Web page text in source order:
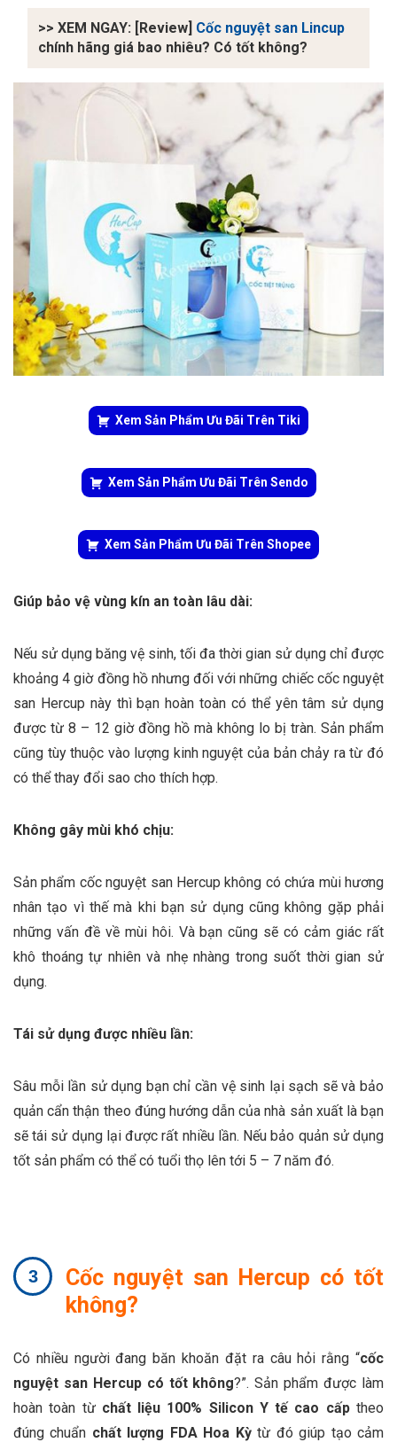
>> XEM NGAY: [Review] Cốc nguyệt san Lincup
chính hãng giá bao nhiêu? Có tốt không?
Xem Sản Phẩm Ưu Đãi Trên Tiki
Xem Sản Phẩm Ưu Đãi Trên Sendo
Xem Sản Phẩm Ưu Đãi Trên Shopee
Giúp bảo vệ vùng kín an toàn lâu dài:
Nếu sử dụng băng vệ sinh, tối đa thời gian sử dụng chỉ được
khoảng 4 giờ đồng hồ nhưng đối với những chiếc cốc nguyệt
san Hercup này thì bạn hoàn toàn có thể yên tâm sử dụng
được từ 8 – 12 giờ đồng hồ mà không lo bị tràn. Sản phẩm
cũng tùy thuộc vào lượng kinh nguyệt của bản chảy ra từ đó
có thể thay đổi sao cho thích hợp.
Không gây mùi khó chịu:
Sản phẩm cốc nguyệt san Hercup không có chứa mùi hương
nhân tạo vì thế mà khi bạn sử dụng cũng không gặp phải
những vấn đề về mùi hôi. Và bạn cũng sẽ có cảm giác rất
khô thoáng tự nhiên và nhẹ nhàng trong suốt thời gian sử
dụng.
Tái sử dụng được nhiều lần:
Sâu mỗi lần sử dụng bạn chỉ cần vệ sinh lại sạch sẽ và bảo
quản cẩn thận theo đúng hướng dẫn của nhà sản xuất là bạn
sẽ tái sử dụng lại được rất nhiều lần. Nếu bảo quản sử dụng
tốt sản phẩm có thể có tuổi thọ lên tới 5 – 7 năm đó.
Cốc nguyệt san Hercup có tốt
không?
Có nhiều người đang băn khoăn đặt ra câu hỏi rằng “cốc
nguyệt san Hercup có tốt không?”. Sản phẩm được làm
hoàn toàn từ chất liệu 100% Silicon Y tế cao cấptheo
đúng chuẩn chất lượng FDA Hoa Kỳ từ đó giúp tạo cảm